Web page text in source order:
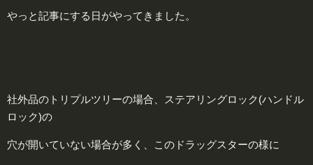
やっと記事にする日がやってきました。
社外品のトリプルツリーの場合、ステアリングロック(ハンドル
ロック)の
穴が開いていない場合が多く、このドラッグスターの様に